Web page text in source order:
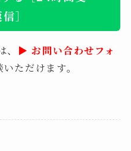
］
▶ お問い合わせフォ
ただけます。